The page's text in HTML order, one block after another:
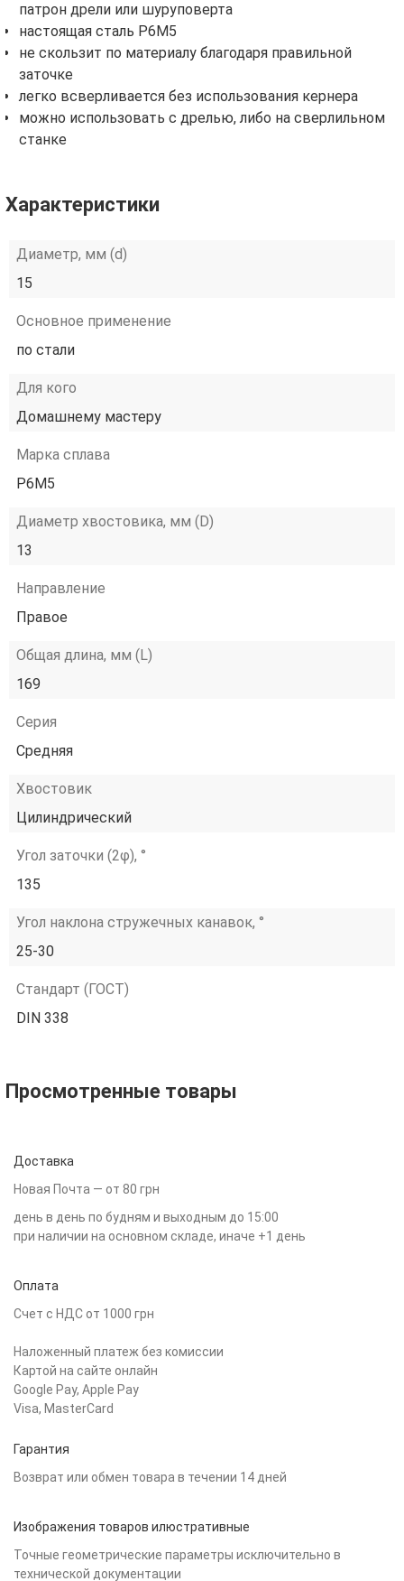
патрон дрели или шуруповерта
настоящая сталь Р6М5
не скользит по материалу благодаря правильной
заточке
легко всверливается без использования кернера
можно использовать с дрелью, либо на сверлильном
станке
Характеристики
Диаметр, мм (d)
15
Основное применение
по стали
Для кого
Домашнему мастеру
Марка сплава
Р6М5
Диаметр хвостовика, мм (D)
13
Направление
Правое
Общая длина, мм (L)
169
Серия
Средняя
Хвостовик
Цилиндрический
Угол заточки (2φ), °
135
Угол наклона стружечных канавок, °
25-30
Стандарт (ГОСТ)
DIN 338
Просмотренные товары
Доставка
Новая Почта — от 80 грн
день в день по будням и выходным до 15:00
при наличии на основном складе, иначе +1 день
Оплата
Счет с НДС от 1000 грн
Наложенный платеж без комиссии
Картой на сайте онлайн
Google Pay, Apple Pay
Visa, MasterCard
Гарантия
Возврат или обмен товара в течении 14 дней
Изображения товаров илюстративные
Точные геометрические параметры исключительно в
технической документации